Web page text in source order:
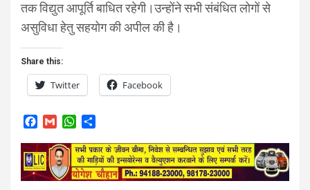
तक विद्युत आपूर्ति बाधित रहेगी।उन्होंने सभी संबंधित लोगों से
असुविधा हेतु सहयोग की अपील की है।
Share this:
Twitter Facebook
c
e
b
a
i
l
W
a
t
s
a
r
e